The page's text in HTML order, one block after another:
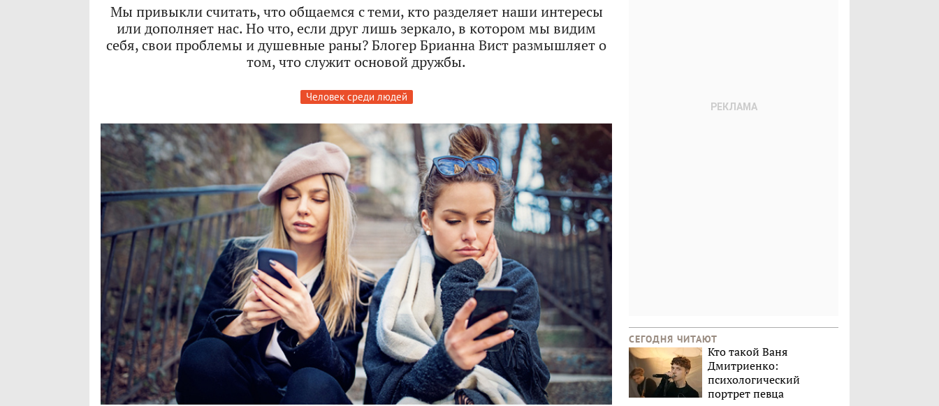
Мы привыкли считать, что общаемся с теми, кто разделяет наши интересы
или дополняет нас. Но что, если друг лишь зеркало, в котором мы видим
себя, свои проблемы и душевные раны? Блогер Брианна Вист размышляет о
том, что служит основой дружбы.
Человек среди людей
СЕГОДНЯ ЧИТАЮТ
Кто такой Ваня
Дмитриенко:
психологический
портрет певца